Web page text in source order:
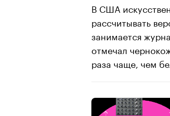
В США
рассчитывать
занимается
отмечал
раза чаще, чем